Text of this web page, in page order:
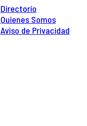
Directorio
Quienes Somos
Aviso de Privacidad